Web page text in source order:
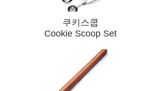
​쿠키스쿱
Cookie Scoop Set